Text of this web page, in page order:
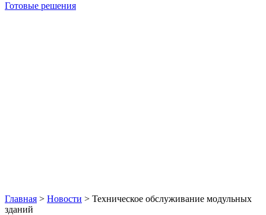
Готовые решения
Главная > Новости > Техническое обслуживание модульных
зданий